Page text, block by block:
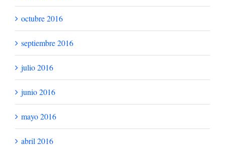
octubre 2016
septiembre 2016
julio 2016
junio 2016
mayo 2016
abril 2016